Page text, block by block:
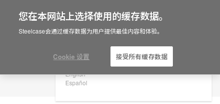
Are you in United States?
English
Español
您在本网站上选择使用的缓存数据。
Steelcase会通过缓存数据为用户提供最佳内容和体验。
Cookie 设置 接受所有缓存数据